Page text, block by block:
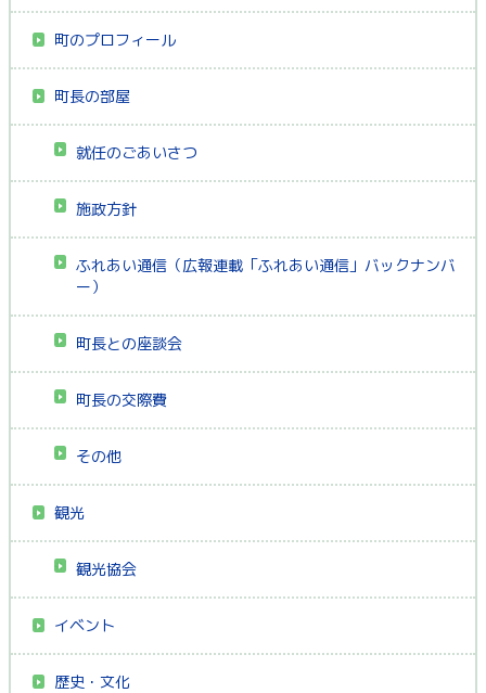
町のプロフィール
町長の部屋
就任のごあいさつ
施政方針
ふれあい通信（広報連載「ふれあい通信」バックナンバ
ー）
町長との座談会
町長の交際費
その他
観光
観光協会
イベント
歴史・文化